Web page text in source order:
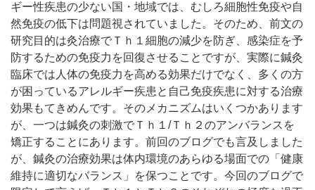
ギー性疾患の少ない国・地域では、むしろ細胞性免疫や自
然免疫の低下は問題視されていました。そのため、前文の
研究目的は灸治療でＴｈ１細胞の減少を防ぎ、感染症を予
防するための免疫力を回復させることですが、実際に鍼灸
臨床では人体の免疫力を高める効果だけでなく、多くの方
が困っているアレルギー疾患と自己免疫疾患に対する治療
効果もてきめんです。そのメカニズムはいくつかあります
が、一つは鍼灸の刺激でＴｈ１/Ｔｈ２のアンバランスを
矯正することにあります。前回のブログでも言及しました
が、鍼灸の治療効果は体内環境のあらゆる場面での「健康
維持に適切なバランス」を保つことです。今回のブログで